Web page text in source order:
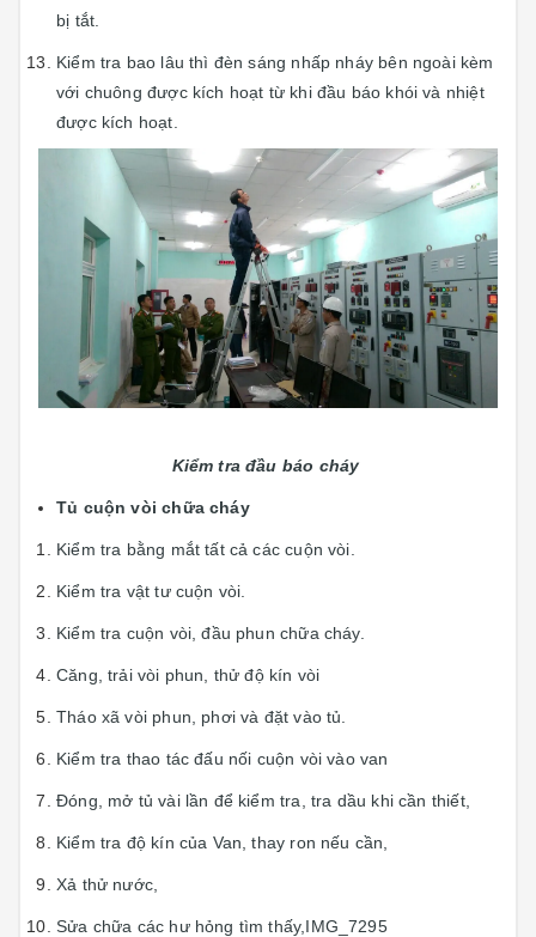
bị tắt.
Kiểm tra bao lâu thì đèn sáng nhấp nháy bên ngoài kèm
với chuông được kích hoạt từ khi đầu báo khói và nhiệt
được kích hoạt.
Kiểm tra đầu báo cháy
Tủ cuộn vòi chữa cháy
Kiểm tra bằng mắt tất cả các cuộn vòi.
Kiểm tra vật tư cuộn vòi.
Kiểm tra cuộn vòi, đầu phun chữa cháy.
Căng, trải vòi phun, thử độ kín vòi
Tháo xã vòi phun, phơi và đặt vào tủ.
Kiểm tra thao tác đấu nối cuộn vòi vào van
Đóng, mở tủ vài lần để kiểm tra, tra dầu khi cần thiết,
Kiểm tra độ kín của Van, thay ron nếu cần,
Xả thử nước,
Sửa chữa các hư hỏng tìm thấy,IMG_7295